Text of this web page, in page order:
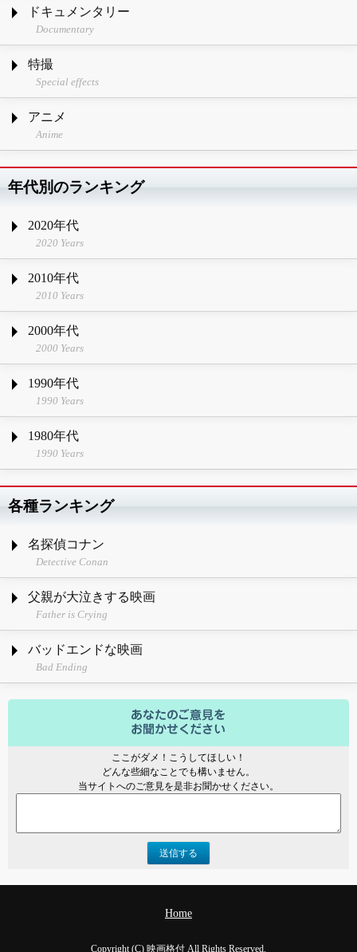
ドキュメンタリー
Documentary
特撮
Special effects
アニメ
Anime
年代別のランキング
2020年代
2020 Years
2010年代
2010 Years
2000年代
2000 Years
1990年代
1990 Years
1980年代
1990 Years
各種ランキング
名探偵コナン
Detective Conan
父親が大泣きする映画
Father is Crying
バッドエンドな映画
Bad Ending
ここがダメ！こうしてほしい！
どんな些細なことでも構いません。
当サイトへのご意見を是非お聞かせください。
送信する
Home
Copyright (C) 映画格付 All Rights Reserved.